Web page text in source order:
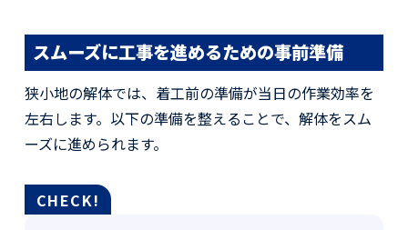
スムーズに工事を進めるための事前準備
狭小地の解体では、着工前の準備が当日の作業効率を
左右します。以下の準備を整えることで、解体をスム
ーズに進められます。